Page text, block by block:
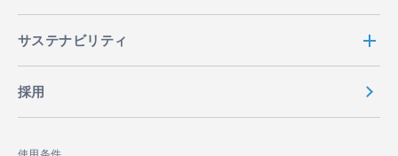
サステナビリティ
採用